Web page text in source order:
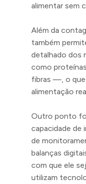
alimentar sem
Além da
também
detalhado
como
fibras —, o que
alimentação
Outro ponto
capacidade de
de
balanças
com que ele
utilizam